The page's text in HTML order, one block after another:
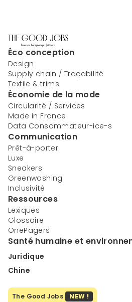
Éco conception
Design
Supply chain / Traçabilité
Textile & trims
Économie de la mode
Circularité / Services
Made in France
Data Consommateur-ice-s
Communication
Prêt-à-porter
Luxe
Sneakers
Greenwashing
Inclusivité
Ressources
Lexiques
Glossaire
OnePagers
Santé humaine et
Juridique
Chine
The Good Jobs NEW !